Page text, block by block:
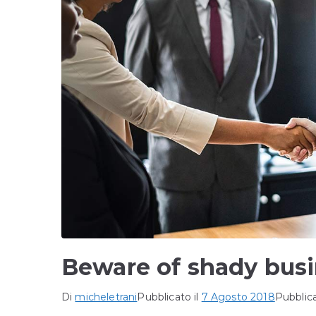
Beware of shady
Di micheletraniPubblicato il 7 Agosto 2018